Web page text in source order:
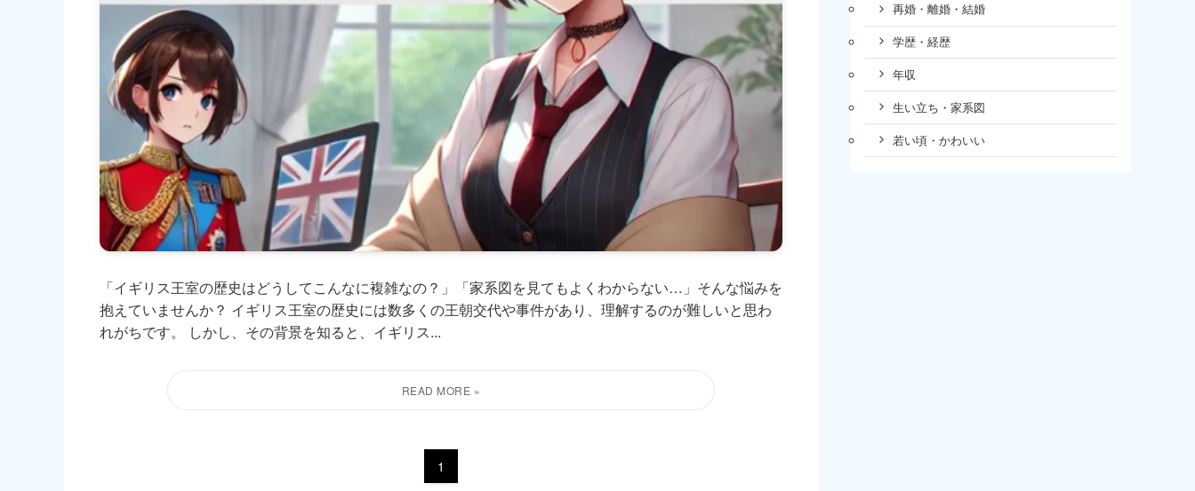
「イギリス王室の歴史はどうしてこんなに複雑なの？」「家系図を見てもよくわからない…」そんな悩みを
抱えていませんか？ イギリス王室の歴史には数多くの王朝交代や事件があり、理解するのが難しいと思わ
れがちです。 しかし、その背景を知ると、イギリス...
1
再婚・離婚・結婚
学歴・経歴
年収
生い立ち・家系図
若い頃・かわいい